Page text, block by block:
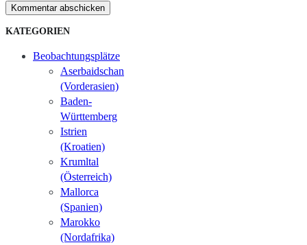
Kommentar abschicken
KATEGORIEN
Beobachtungsplätze
Aserbaidschan
(Vorderasien)
Baden-
Württemberg
Istrien
(Kroatien)
Krumltal
(Österreich)
Mallorca
(Spanien)
Marokko
(Nordafrika)